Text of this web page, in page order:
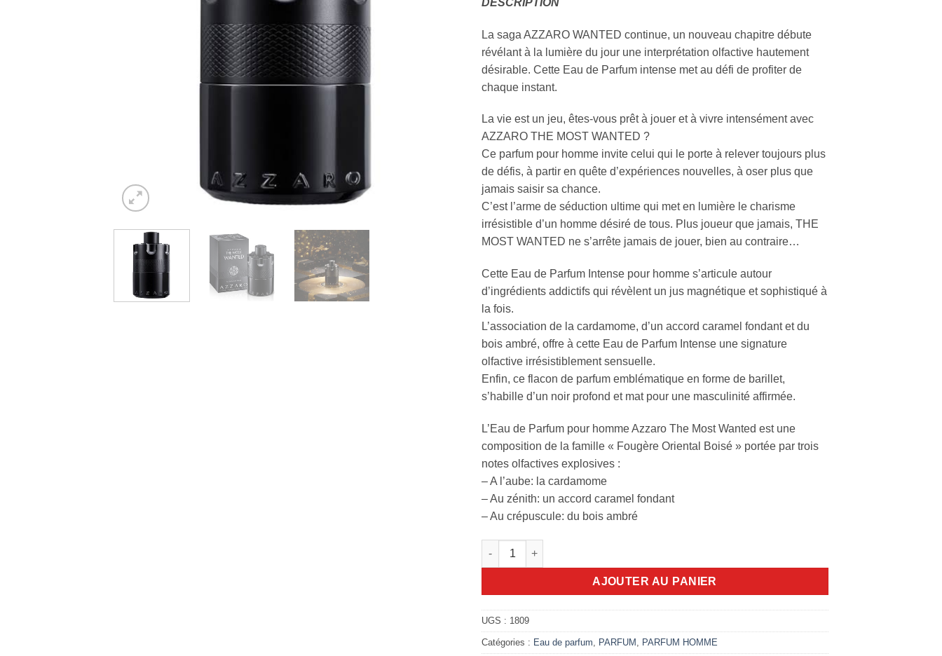
La saga AZZARO WANTED continue, un nouveau chapitre débute
révélant à la lumière du jour une interprétation olfactive hautement
désirable. Cette Eau de Parfum intense met au défi de profiter de
chaque instant.
La vie est un jeu, êtes-vous prêt à jouer et à vivre intensément avec
AZZARO THE MOST WANTED ?
Ce parfum pour homme invite celui qui le porte à relever toujours plus
de défis, à partir en quête d’expériences nouvelles, à oser plus que
jamais saisir sa chance.
C’est l’arme de séduction ultime qui met en lumière le charisme
irrésistible d’un homme désiré de tous. Plus joueur que jamais, THE
MOST WANTED ne s’arrête jamais de jouer, bien au contraire…
Cette Eau de Parfum Intense pour homme s’articule autour
d’ingrédients addictifs qui révèlent un jus magnétique et sophistiqué à
la fois.
L’association de la cardamome, d’un accord caramel fondant et du
bois ambré, offre à cette Eau de Parfum Intense une signature
olfactive irrésistiblement sensuelle.
Enfin, ce flacon de parfum emblématique en forme de barillet,
s’habille d’un noir profond et mat pour une masculinité affirmée.
L’Eau de Parfum pour homme Azzaro The Most Wanted est une
composition de la famille « Fougère Oriental Boisé » portée par trois
notes olfactives explosives :
– A l’aube: la cardamome
– Au zénith: un accord caramel fondant
– Au crépuscule: du bois ambré
quantité de Azzaro The most wanted 100ml edp intense
AJOUTER AU PANIER
UGS : 1809
Catégories : Eau de parfum PARFUM PARFUM HOMME